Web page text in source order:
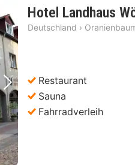
Nächstes Bild
Hotel Landhaus
Deutschland ›
Restaurant
Sauna
Fahrradverleih